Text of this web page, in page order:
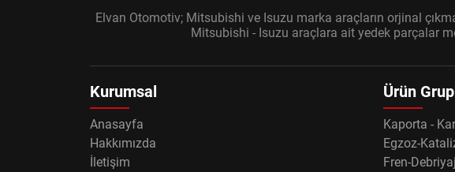
Elvan Otomotiv; Mitsubishi ve Isuzu marka araçların orjinal
Mitsubishi - Isuzu araçlara ait yedek parçalar
Kurumsal
Anasayfa
Hakkımızda
İletişim
Ürün
Kaporta -
Egzoz-
Fren-Debriyaj